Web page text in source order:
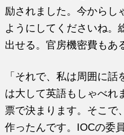
励されました。今からし
ようにしてくださいね。
出せる。官房機密費もあ
「それで、私は周囲に
は大して英語もしゃべれ
票で決まります。そこで
作ったんです。IOCの委